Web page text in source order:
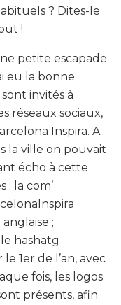
? Dites-le
!
petite escapade
eu la bonne
invités à
réseaux sociaux,
Inspira. A
la ville on pouvait
écho à cette
: la com’
;
hashatg
1er de l’an, avec
fois, les logos
présents, afin